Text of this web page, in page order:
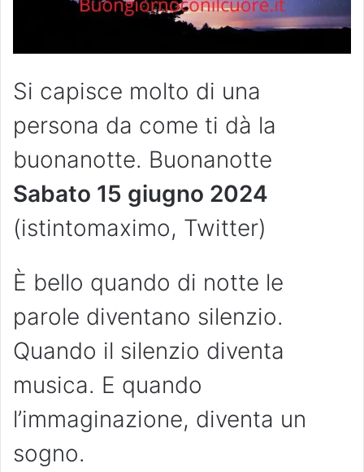
Si capisce molto di una
persona da come ti dà la
buonanotte. Buonanotte
Sabato 15 giugno 2024
(istintomaximo, Twitter)
È bello quando di notte le
parole diventano silenzio.
Quando il silenzio diventa
musica. E quando
l’immaginazione, diventa un
sogno.